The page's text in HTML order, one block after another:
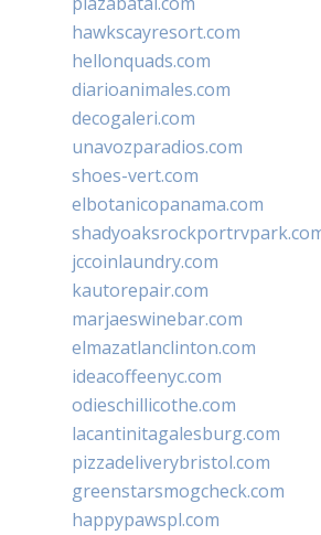
hawkscayresort.com
hellonquads.com
diarioanimales.com
decogaleri.com
unavozparadios.com
shoes-vert.com
elbotanicopanama.com
jccoinlaundry.com
kautorepair.com
marjaeswinebar.com
elmazatlanclinton.com
ideacoffeenyc.com
odieschillicothe.com
lacantinitagalesburg.com
pizzadeliverybristol.com
greenstarsmogcheck.com
happypawspl.com